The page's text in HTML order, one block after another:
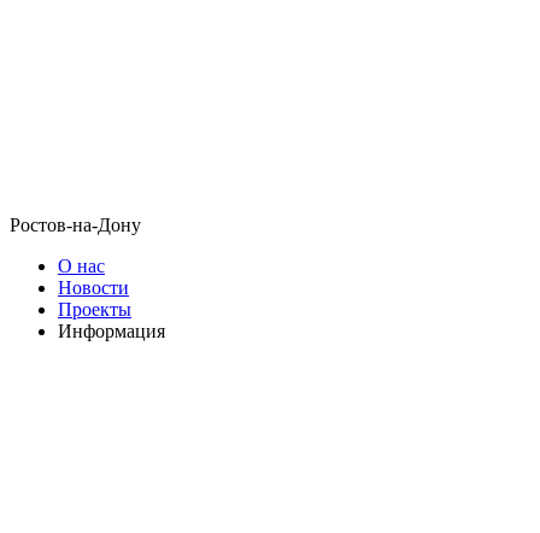
Ростов-на-Дону
О нас
Новости
Проекты
Информация